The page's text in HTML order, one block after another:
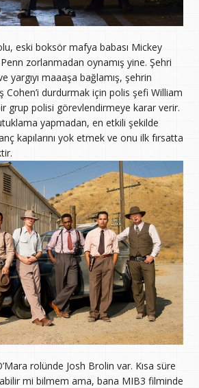
eski boksör mafya babası Mickey
zorlanmadan oynamış yine. Şehri
yargıyı maaaşa bağlamış, şehrin
Cohen’i durdurmak için polis şefi William
grup polisi görevlendirmeye karar verir.
yapmadan, en etkili şekilde
kapılarını yok etmek ve onu ilk fırsatta
rolünde Josh Brolin var. Kısa süre
mi bilmem ama, bana MIB3 filminde